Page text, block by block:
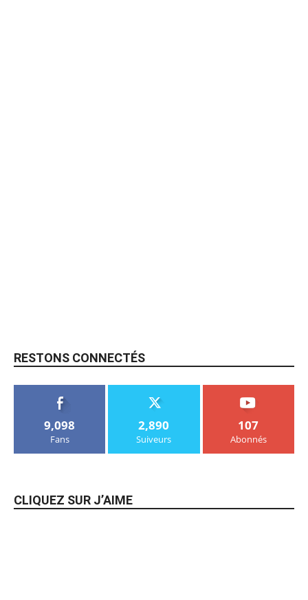
RESTONS CONNECTÉS
9,098
Fans
2,890
Suiveurs
107
Abonnés
CLIQUEZ SUR J’AIME